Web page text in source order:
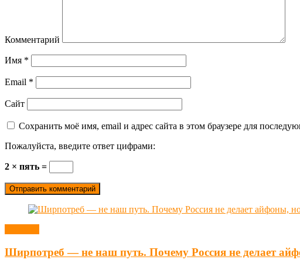
Комментарий
Имя *
Email *
Сайт
Сохранить моё имя, email и адрес сайта в этом браузере для
Пожалуйста, введите ответ цифрами:
2 × пять =
Ширпотреб — не наш путь. Почему Россия не делает